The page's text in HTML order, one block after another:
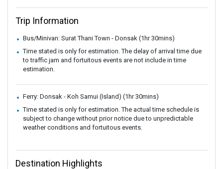
Trip Information
Bus/Minivan: Surat Thani Town - Donsak (1hr 30mins)
Time stated is only for estimation. The delay of arrival time due
to traffic jam and fortuitous events are not include in time
estimation.
Ferry: Donsak - Koh Samui (Island) (1hr 30mins)
Time stated is only for estimation. The actual time schedule is
subject to change without prior notice due to unpredictable
weather conditions and fortuitous events.
Destination Highlights